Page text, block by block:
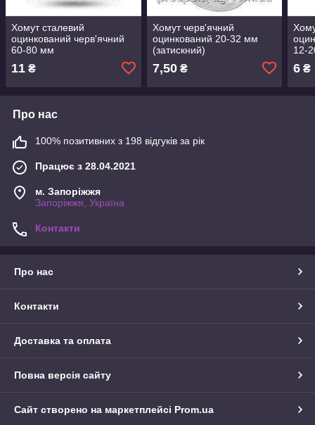
Хомут сталевий
оцинкований черв'ячний
60-80 мм
11 ₴
Хомут черв'ячний
оцинкований 20-32 мм
(затискний)
7,50₴
12-
6 ₴
Про нас
100% позитивних з 198 відгуків за рік
Працює з 28.04.2021
м. Запоріжжя
Запоріжжя, Україна
Контакти
Про нас
Контакти
Доставка та оплата
Повна версія сайту
Сайт створено на маркетплейсі Prom.ua